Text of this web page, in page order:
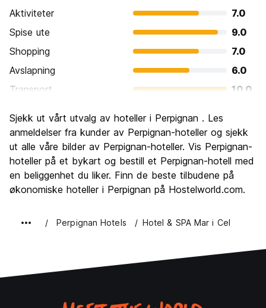
Aktiviteter
7.0
Spise ute
9.0
Shopping
7.0
Avslapning
6.0
Transport
10.0
Kultur
9.0
Feste
7.0
Verdi for pengene
6.0
Sjekk ut vårt utvalg av hoteller i Perpignan . Les
anmeldelser fra kunder av Perpignan-hoteller og sjekk
ut alle våre bilder av Perpignan-hoteller. Vis Perpignan-
hoteller på et bykart og bestill et Perpignan-hotell med
en beliggenhet du liker. Finn de beste tilbudene på
økonomiske hoteller i Perpignan på Hostelworld.com.
Perpignan Hotels Hotel & SPA Mar i Cel